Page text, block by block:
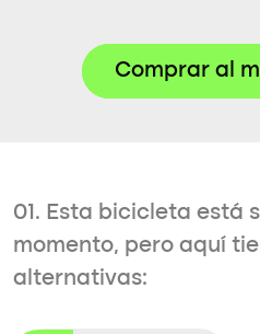
Comprar al
01. Esta bicicleta está
momento, pero aquí
alternativas: